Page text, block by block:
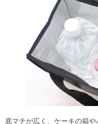
底マチが広く、ケーキの箱